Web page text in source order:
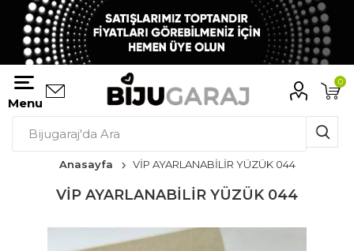
Menu
0
Anasayfa VİP AYARLANABİLİR YÜZÜK 044
VİP AYARLANABİLİR YÜZÜK 044